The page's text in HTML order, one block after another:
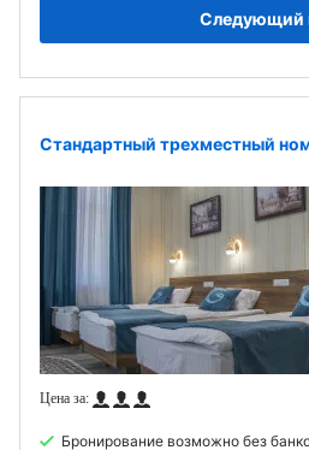
Следующий
Стандартный трехместный
Бронирование возможно без